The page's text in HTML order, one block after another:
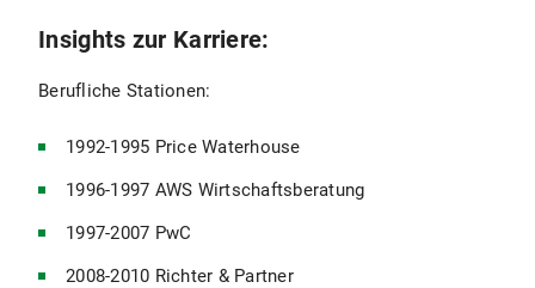
Insights zur Karriere:
Berufliche Stationen:
1992-1995 Price Waterhouse
1996-1997 AWS Wirtschaftsberatung
1997-2007 PwC
2008-2010 Richter & Partner